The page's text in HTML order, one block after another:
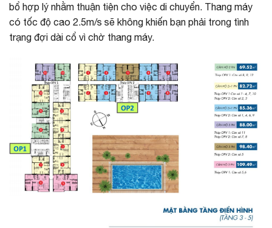
bổ hợp lý nhằm thuận tiện cho việc di chuyển. Thang máy
có tốc độ cao 2.5m/s sẽ không khiến bạn phải trong tình
trạng đợi dài cổ vì chờ thang máy.